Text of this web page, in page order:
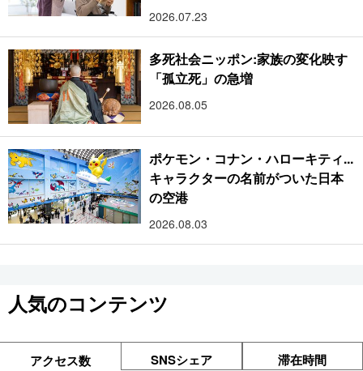
2026.07.23
多死社会ニッポン:家族の変化映す
「孤立死」の急増
2026.08.05
ポケモン・コナン・ハローキティ...
キャラクターの名前がついた日本
の空港
2026.08.03
人気のコンテンツ
アクセス数 SNSシェア 滞在時間